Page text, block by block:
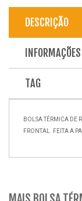
DESCRIÇÃO
INFORMAÇÕES
TAG
BOLSA TÉRMICA DE
FRONTAL. FEITA A